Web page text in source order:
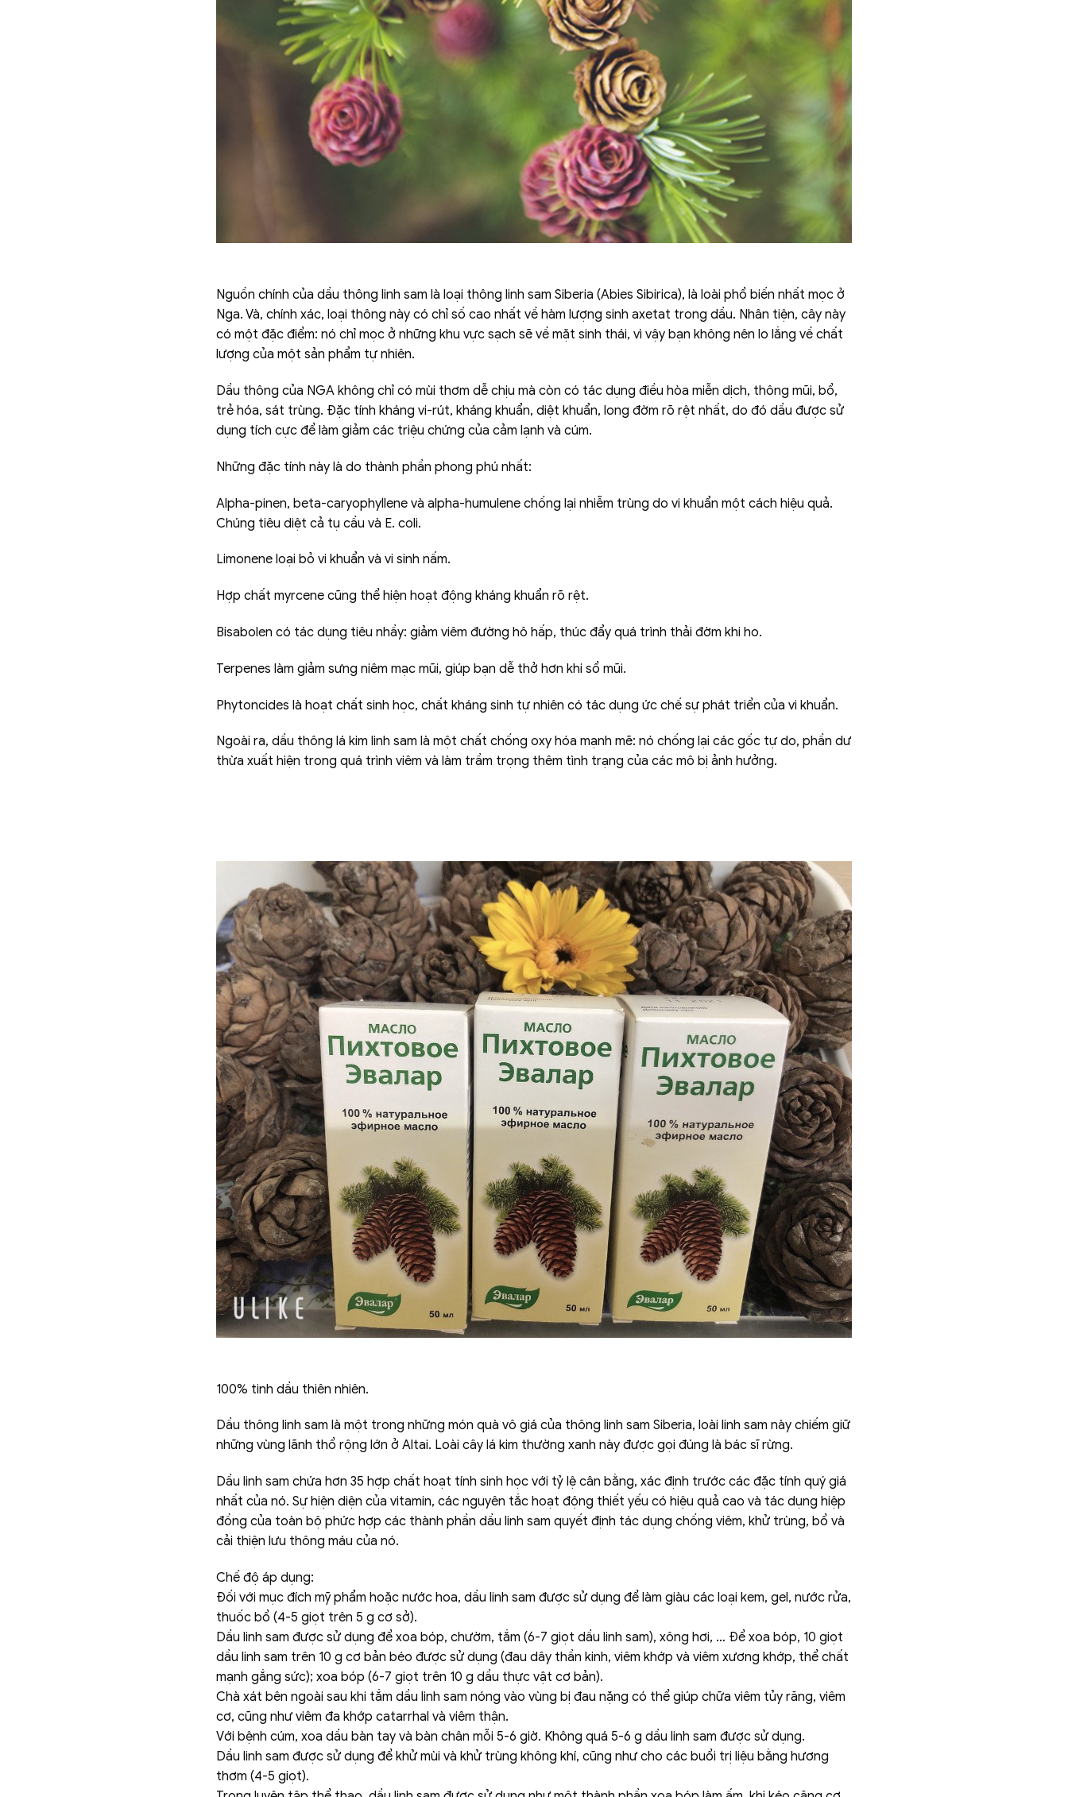
Nguồn chính của dầu thông linh sam là loại thông linh sam Siberia (Abies Sibirica), là loài phổ biến nhất mọc ở
Nga. Và, chính xác, loại thông này có chỉ số cao nhất về hàm lượng sinh axetat trong dầu. Nhân tiện, cây này
có một đặc điểm: nó chỉ mọc ở những khu vực sạch sẽ về mặt sinh thái, vì vậy bạn không nên lo lắng về chất
lượng của một sản phẩm tự nhiên.
Dầu thông của NGA không chỉ có mùi thơm dễ chịu mà còn có tác dụng điều hòa miễn dịch, thông mũi, bổ,
trẻ hóa, sát trùng. Đặc tính kháng vi-rút, kháng khuẩn, diệt khuẩn, long đờm rõ rệt nhất, do đó dầu được sử
dụng tích cực để làm giảm các triệu chứng của cảm lạnh và cúm.
Những đặc tính này là do thành phần phong phú nhất:
Alpha-pinen, beta-caryophyllene và alpha-humulene chống lại nhiễm trùng do vi khuẩn một cách hiệu quả.
Chúng tiêu diệt cả tụ cầu và E. coli.
Limonene loại bỏ vi khuẩn và vi sinh nấm.
Hợp chất myrcene cũng thể hiện hoạt động kháng khuẩn rõ rệt.
Bisabolen có tác dụng tiêu nhầy: giảm viêm đường hô hấp, thúc đẩy quá trình thải đờm khi ho.
Terpenes làm giảm sưng niêm mạc mũi, giúp bạn dễ thở hơn khi sổ mũi.
Phytoncides là hoạt chất sinh học, chất kháng sinh tự nhiên có tác dụng ức chế sự phát triển của vi khuẩn.
Ngoài ra, dầu thông lá kim linh sam là một chất chống oxy hóa mạnh mẽ: nó chống lại các gốc tự do, phần dư
thừa xuất hiện trong quá trình viêm và làm trầm trọng thêm tình trạng của các mô bị ảnh hưởng.
100% tinh dầu thiên nhiên.
Dầu thông linh sam là một trong những món quà vô giá của thông linh sam Siberia, loài linh sam này chiếm giữ
những vùng lãnh thổ rộng lớn ở Altai. Loài cây lá kim thường xanh này được gọi đúng là bác sĩ rừng.
Dầu linh sam chứa hơn 35 hợp chất hoạt tính sinh học với tỷ lệ cân bằng, xác định trước các đặc tính quý giá
nhất của nó. Sự hiện diện của vitamin, các nguyên tắc hoạt động thiết yếu có hiệu quả cao và tác dụng hiệp
đồng của toàn bộ phức hợp các thành phần dầu linh sam quyết định tác dụng chống viêm, khử trùng, bổ và
cải thiện lưu thông máu của nó.
Chế độ áp dụng:
Đối với mục đích mỹ phẩm hoặc nước hoa, dầu linh sam được sử dụng để làm giàu các loại kem, gel, nước rửa,
thuốc bổ (4-5 giọt trên 5 g cơ sở).
Dầu linh sam được sử dụng để xoa bóp, chườm, tắm (6-7 giọt dầu linh sam), xông hơi, … Để xoa bóp, 10 giọt
dầu linh sam trên 10 g cơ bản béo được sử dụng (đau dây thần kinh, viêm khớp và viêm xương khớp, thể chất
mạnh gắng sức); xoa bóp (6-7 giọt trên 10 g dầu thực vật cơ bản).
Chà xát bên ngoài sau khi tắm dầu linh sam nóng vào vùng bị đau nặng có thể giúp chữa viêm tủy răng, viêm
cơ, cũng như viêm đa khớp catarrhal và viêm thận.
Với bệnh cúm, xoa dầu bàn tay và bàn chân mỗi 5-6 giờ. Không quá 5-6 g dầu linh sam được sử dụng.
Dầu linh sam được sử dụng để khử mùi và khử trùng không khí, cũng như cho các buổi trị liệu bằng hương
thơm (4-5 giọt).